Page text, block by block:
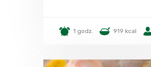
1 godz. 919 kcal